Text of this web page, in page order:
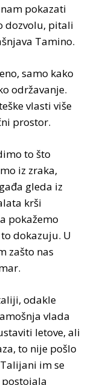
pokazati
dozvolu, pitali
Tamino.
samo kako
održavanje.
vlasti više
prostor.
to što
iz zraka,
gleda iz
krši
pokažemo
dokazuju. U
zašto nas
odakle
vlada
letove, ali
to nije pošlo
im se